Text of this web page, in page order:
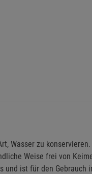
Wasser zu
Weise frei von
ist für den Gebrauch